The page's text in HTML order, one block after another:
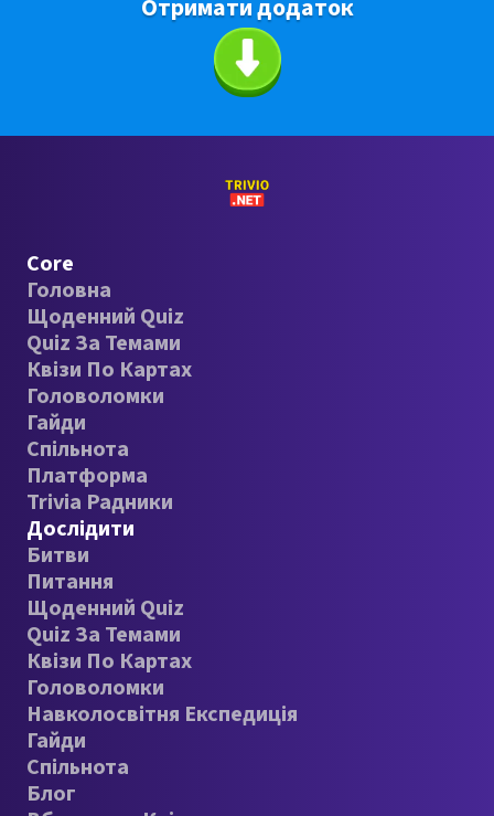
Отримати додаток
Core
Головна
Щоденний Quiz
Quiz За Темами
Квізи По Картах
Головоломки
Гайди
Спільнота
Платформа
Trivia Радники
Дослідити
Битви
Питання
Щоденний Quiz
Quiz За Темами
Квізи По Картах
Головоломки
Навколосвітня Експедиція
Гайди
Спільнота
Блог